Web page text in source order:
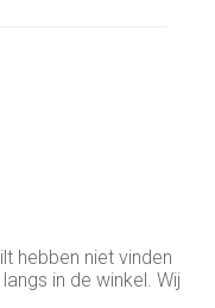
hebben niet vinden
in de winkel. Wij